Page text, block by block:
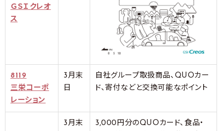
ＧＳＩクレオ
ス
8119
三栄コーポ
レーション
3月末
日
自社グループ取扱商品、QUOカー
ド、寄付などと交換可能なポイント
3月末
3,000円分のQUOカード、食品・